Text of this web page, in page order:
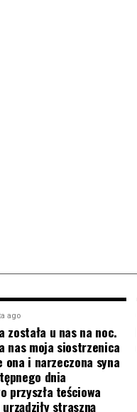
ago
została u nas na noc.
nas moja siostrzenica
ona i narzeczona syna
dnia
przyszła teściowa
straszną